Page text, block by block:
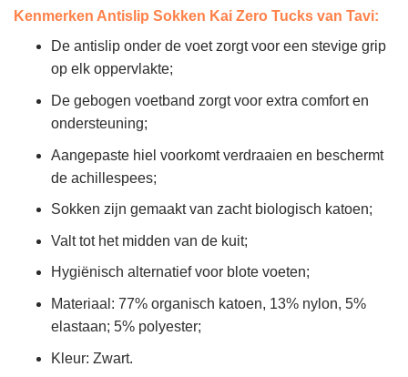
Kenmerken Antislip Sokken Kai Zero Tucks van Tavi:
De antislip onder de voet zorgt voor een stevige grip
op elk oppervlakte;
De gebogen voetband zorgt voor extra comfort en
ondersteuning;
Aangepaste hiel voorkomt verdraaien en beschermt
de achillespees;
Sokken zijn gemaakt van zacht biologisch katoen;
Valt tot het midden van de kuit;
Hygiënisch alternatief voor blote voeten;
Materiaal: 77% organisch katoen, 13% nylon, 5%
elastaan; 5% polyester;
Kleur: Zwart.